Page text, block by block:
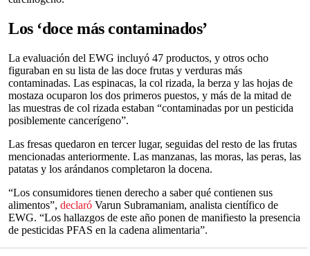
Los ‘doce más contaminados’
La evaluación del EWG incluyó 47 productos, y otros ocho
figuraban en su lista de las doce frutas y verduras más
contaminadas. Las espinacas, la col rizada, la berza y las hojas de
mostaza ocuparon los dos primeros puestos, y más de la mitad de
las muestras de col rizada estaban “contaminadas por un pesticida
posiblemente cancerígeno”.
Las fresas quedaron en tercer lugar, seguidas del resto de las frutas
mencionadas anteriormente. Las manzanas, las moras, las peras, las
patatas y los arándanos completaron la docena.
“Los consumidores tienen derecho a saber qué contienen sus
alimentos”, declaró Varun Subramaniam, analista científico de
EWG. “Los hallazgos de este año ponen de manifiesto la presencia
de pesticidas PFAS en la cadena alimentaria”.